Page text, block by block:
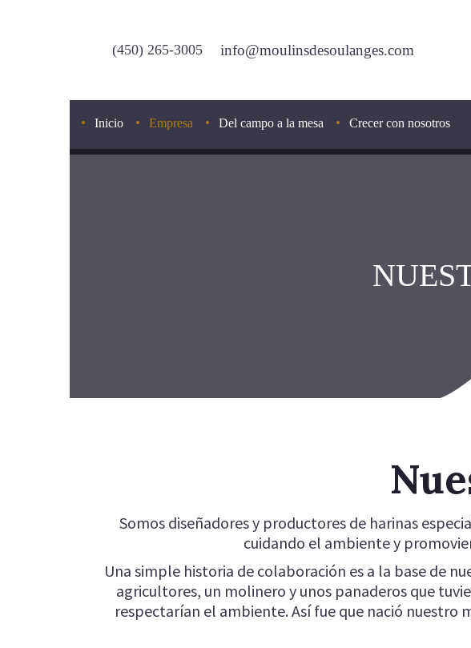
(450) 265-3005 info@moulinsdesoulanges.com
Inicio Empresa Del campo a la mesa Crecer con nosotros
Somos diseñadores y productores de harinas
cuidando el ambiente y
Una simple historia de colaboración es a la base de
agricultores, un molinero y unos panaderos que
respectarían el ambiente. Así fue que nació